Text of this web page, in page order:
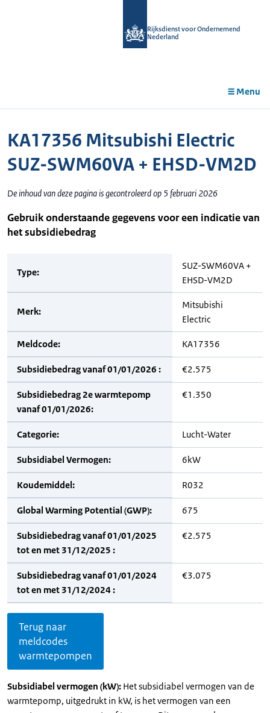
Rijksdienst voor Ondernemend
Nederland
Menu
KA17356 Mitsubishi Electric
SUZ-SWM60VA + EHSD-VM2D
De inhoud van deze pagina is gecontroleerd op 5 februari 2026
Gebruik onderstaande gegevens voor een indicatie van
het subsidiebedrag
Type:
SUZ-SWM60VA +
EHSD-VM2D
Merk:
Mitsubishi
Electric
Meldcode: KA17356
Subsidiebedrag vanaf 01/01/2026 : €2.575
Subsidiebedrag 2e warmtepomp
vanaf 01/01/2026:
€1.350
Categorie: Lucht-Water
Subsidiabel Vermogen: 6kW
Koudemiddel: R032
Global Warming Potential (GWP): 675
Subsidiebedrag vanaf 01/01/2025
tot en met 31/12/2025 :
€2.575
Subsidiebedrag vanaf 01/01/2024
tot en met 31/12/2024 :
€3.075
Terug naar
meldcodes
warmtepompen
Subsidiabel vermogen (kW): Het subsidiabel vermogen van de
warmtepomp, uitgedrukt in kW, is het vermogen van een